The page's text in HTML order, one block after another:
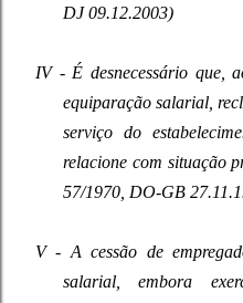
DJ 09.12.2003)
IV - É desnecessário que,
equiparação salarial,
serviço do
relacione com situação
57/1970, DO-GB
V - A cessão de
salarial, embora